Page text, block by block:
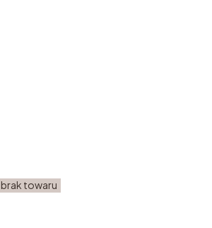
brak towaru